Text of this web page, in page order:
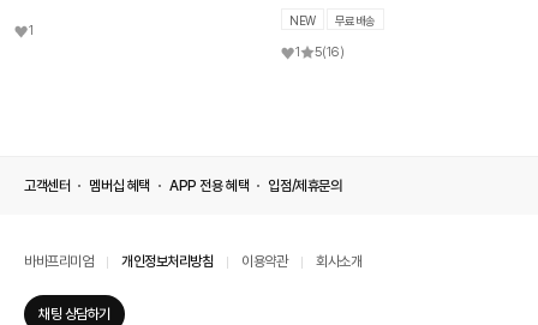
1
NEW 무료배송
1 5(16)
고객센터 멤버십 혜택 APP 전용 혜택 입점/제휴문의
바바프리미엄 개인정보처리방침 이용약관 회사소개
채팅 상담하기